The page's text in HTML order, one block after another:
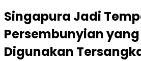
Singapura Jadi
Persembunyian
Digunakan